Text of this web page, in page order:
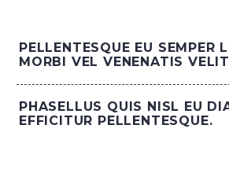
PELLENTESQUE EU SEMPER
MORBI VEL VENENATIS
PHASELLUS QUIS NISL EU
EFFICITUR PELLENTESQUE.